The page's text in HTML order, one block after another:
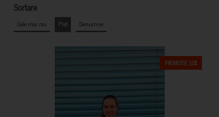
Sortare
Cele mai noi Pret Denumire
PROMOTIE 13%